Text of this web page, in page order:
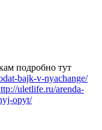
подробно тут
bajk-v-nyachange/
uletlife.ru/arenda-
opyt/